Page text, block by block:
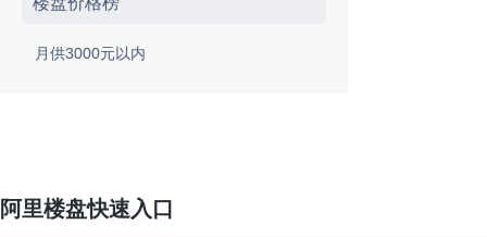
月供3000元以内
阿里楼盘快速入口